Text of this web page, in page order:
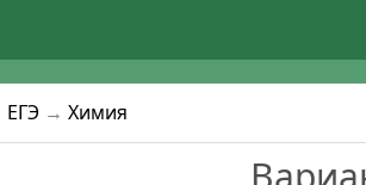
ЕГЭ → Химия